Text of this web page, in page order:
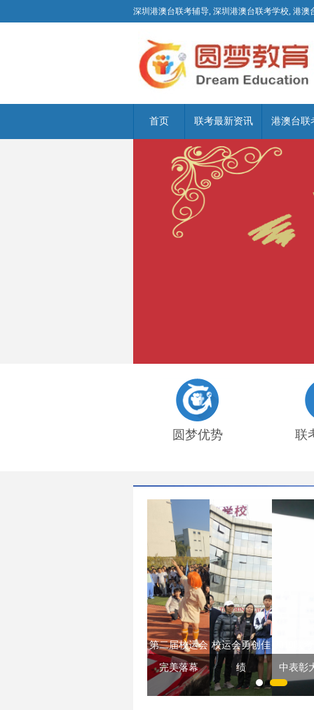
深圳港澳台联考辅导, 深圳港澳台联考学校, 港
首页 联考最新资讯 港澳台联
圆梦优势 联
第二届校运会
完美落幕
校运会勇创佳
绩 中表彰